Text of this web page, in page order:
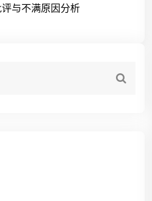
与不满原因分析